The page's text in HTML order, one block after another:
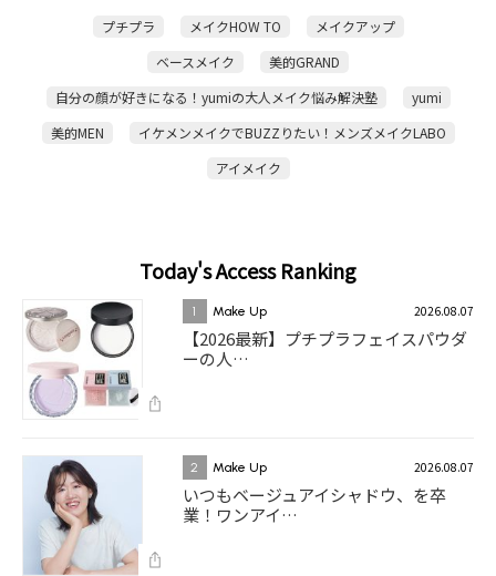
プチプラ メイクHOW TO
メイクアップ
ベースメイク
美的GRAND
自分の顔が好きになる！yumiの大人メイク悩み解決塾
yumi
美的MEN
イケメンメイクでBUZZりたい！メンズメイクLABO
アイメイク
Today's Access Ranking
1 Make Up 2026.08.07
【2026最新】プチプラフェイスパウダ
ーの人…
2 Make Up 2026.08.07
いつもベージュアイシャドウ、を卒
業！ワンアイ…